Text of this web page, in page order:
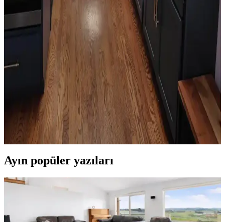
Oda Düzenlemesinde Boş Alanların Fonksiyonel ve
Estetik Değerlendirme Yöntemleri
Oda düzenlemesinde boş alanların bitkiler, aynalar, raflar ve sanat
eserleriyle değerlendirilmesi yaşam kalitesini artırır. Doğru
yerleştirme ile fonksiyonel ve estetik mekanlar oluşturulur.
Mutfak Köşesini Fonksiyonel ve Estetik Hale
Getirme Pratik Düzenleme Yöntemleri
Mutfak köşenizi düzenlerken gereksiz eşyalardan kurtulmak,
bitkileri doğru konumlandırmak ve askı sistemleri kullanmak
işlevsellik ve estetik sağlar. Alanı işlevsel gruplarla düzenlemek
önemlidir.
Ayın popüler yazıları